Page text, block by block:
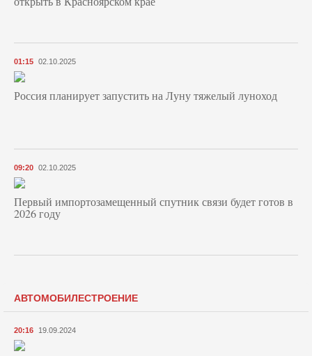
01:15 02.10.2025
Россия планирует запустить на Луну тяжелый луноход
09:20 02.10.2025
Первый импортозамещенный спутник связи будет готов в
2026 году
АВТОМОБИЛЕСТРОЕНИЕ
20:16 19.09.2024